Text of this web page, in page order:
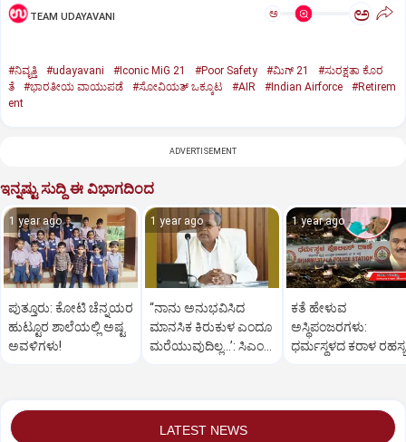
TEAM UDAYAVANI ಅ ಅ
#ನಿವೃತ್ತಿ #udayavani #Iconic MiG 21 #Poor Safety #ಮಿಗ್‌ 21
#ಸುರಕ್ಷತಾ ಕೊರ
ತೆ
#ಭಾರತೀಯ ವಾಯುಪಡೆ #ಸೋವಿಯತ್‌ ಒಕ್ಕೂಟ #AIR #Indian Airforce
#Retirem
ent
ADVERTISEMENT
ಇನ್ನಷ್ಟು ಸುದ್ದಿ ಈ ವಿಭಾಗದಿಂದ
1 year ago
ಪುತ್ತೂರು: ಕೋಟಿ ಚೆನ್ನಯರ
ಹುಟ್ಟೂರ ಶಾಲೆಯಲ್ಲಿ ಅಷ್ಟ
ಅವಳಿಗಳು!
1 year ago
“ನಾನು ಅನುಭವಿಸಿದ
ಮಾನಸಿಕ ಕಿರುಕುಳ ಎಂದೂ
ಮರೆಯುವುದಿಲ್ಲ…’: ಸಿಎಂ
1 year ago
ಕತೆ ಹೇಳುವ
ಅಸ್ಥಿಪಂಜರಗಳು:
ಧರ್ಮಸ್ಥಳದ‌ ಕರಾಳ ರಹಸ್ಯ
LATEST NEWS